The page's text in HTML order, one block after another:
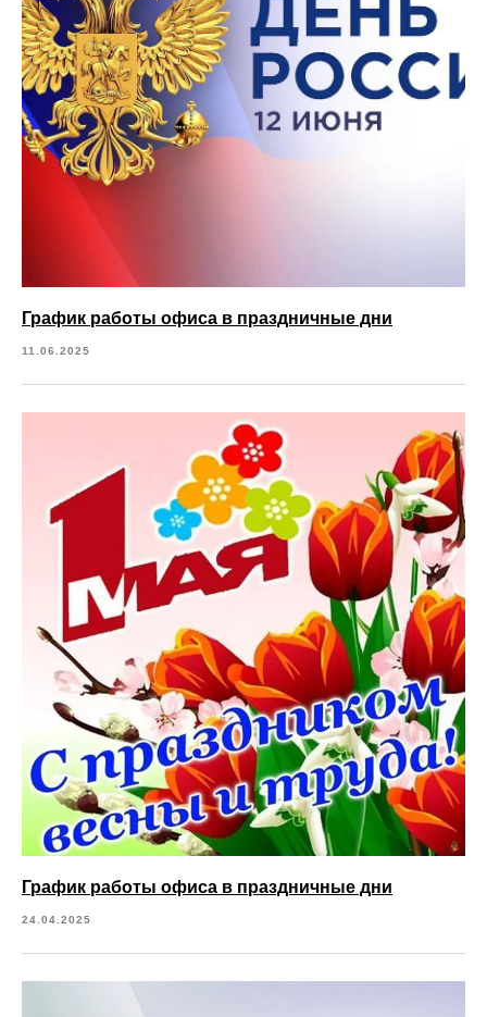
График работы офиса в праздничные дни
11.06.2025
График работы офиса в праздничные дни
24.04.2025